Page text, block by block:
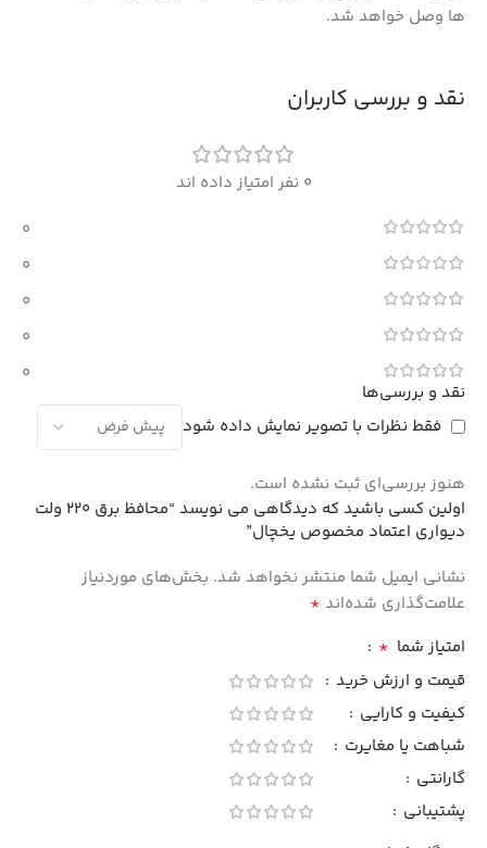
ها وصل خواهد شد.
نقد و بررسی کاربران
0 نفر امتیاز داده اند
0
0
0
0
0
نقد و بررسی‌ها
فقط نظرات با تصویر نمایش داده شود
هنوز بررسی‌ای ثبت نشده است.
اولین کسی باشید که دیدگاهی می نویسد “محافظ برق 220 ولت
دیواری اعتماد مخصوص یخچال”
نشانی ایمیل شما منتشر نخواهد شد. بخش‌های موردنیاز
علامت‌گذاری شده‌اند *
امتیاز شما *
قیمت و ارزش خرید
کیفیت و کارایی
شباهت یا مغایرت
گارانتی
پشتیبانی